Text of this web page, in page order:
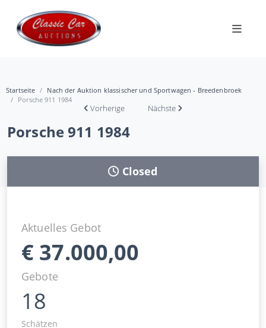
Startseite
Nach der Auktion klassischer und Sportwagen - Breedenbroek
Porsche 911 1984
Vorherige Nächste
Porsche 911 1984
Closed
Aktuelles Gebot
€ 37.000,00
Gebote
18
Schätzen